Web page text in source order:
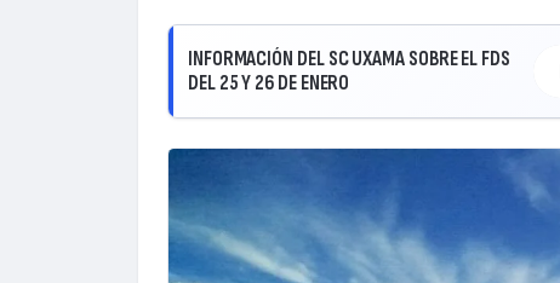
INFORMACIÓN DEL SC UXAMA SOBRE EL FDS
DEL 25 Y 26 DE ENERO